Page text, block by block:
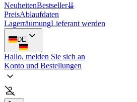
NeuheitenBestseller⇊
PreisAblaufdaten
LagerräumungLieferant werden
DE
Hallo, melden Sie sich an
Konto und Bestellungen